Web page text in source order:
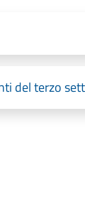
del terzo